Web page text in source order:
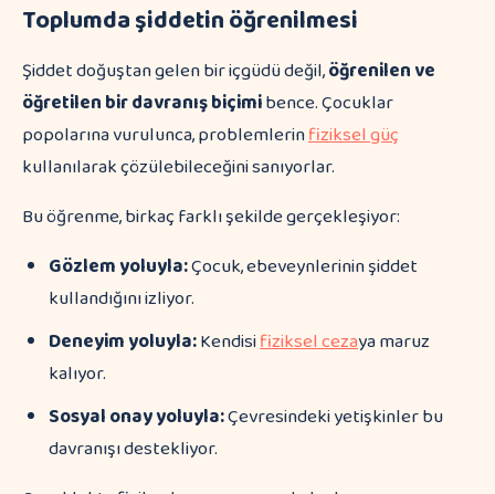
Toplumda şiddetin öğrenilmesi
Şiddet doğuştan gelen bir içgüdü değil,öğrenilen ve
öğretilen bir davranış biçimibence. Çocuklar
popolarına vurulunca, problemlerinfiziksel güç
kullanılarak çözülebileceğini sanıyorlar.
Bu öğrenme, birkaç farklı şekilde gerçekleşiyor:
Gözlem yoluyla:Çocuk, ebeveynlerinin şiddet
kullandığını izliyor.
Deneyim yoluyla:Kendisifiziksel cezaya maruz
kalıyor.
Sosyal onay yoluyla:Çevresindeki yetişkinler bu
davranışı destekliyor.